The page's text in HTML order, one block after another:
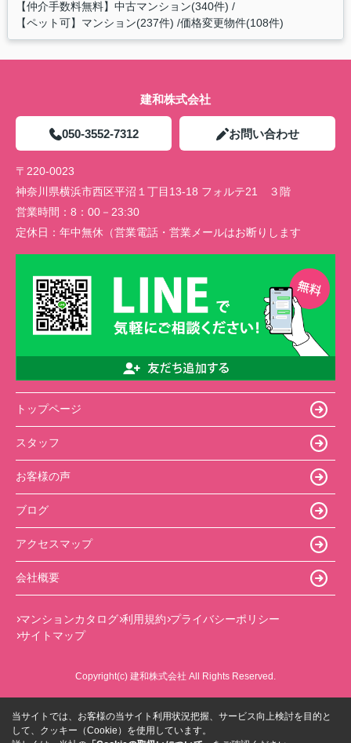
【仲介手数料無料】中古マンション(340件)
【ペット可】マンション(237件) 価格変更物件(108件)
建和株式会社
050-3552-7312 お問い合わせ
〒220-0023
神奈川県横浜市西区平沼１丁目13-18 フォルテ21 ３階
営業時間： 8：00－23:30
定休日： 年中無休（営業電話・営業メールはお断りします
トップページ
スタッフ
お客様の声
ブログ
アクセスマップ
会社概要
マンションカタログ 利用規約 プライバシーポリシー
サイトマップ
Copyright(c) 建和株式会社 All Rights Reserved.
当サイトでは、お客様の当サイト利用状況把握、サービス向上検討を目的と
して、クッキー（Cookie）を使用しています。